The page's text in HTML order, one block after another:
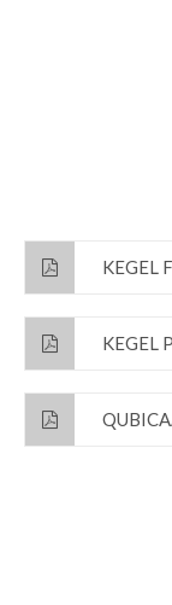
KEGEL
KEGEL